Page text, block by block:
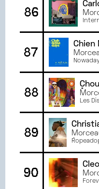
86
87
Chien
88
Les
89
Adjuah
90